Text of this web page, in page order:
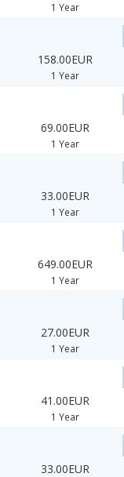
1 Year
158.00EUR
1 Year
69.00EUR
1 Year
33.00EUR
1 Year
649.00EUR
1 Year
27.00EUR
1 Year
41.00EUR
1 Year
33.00EUR